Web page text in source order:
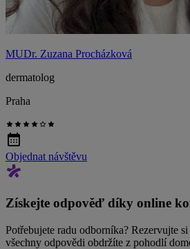
MUDr. Zuzana Procházková
dermatolog
Praha
Objednat návštěvu
Získejte odpověď díky online
Potřebujete radu odborníka? Rezervujte
všechny odpovědi obdržíte z pohodlí